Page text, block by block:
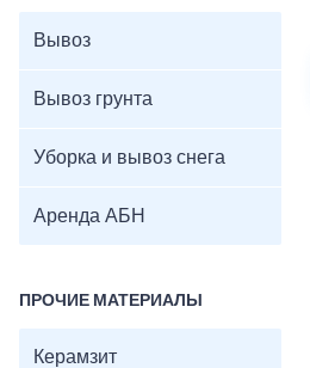
Вывоз
Вывоз грунта
Уборка и вывоз снега
Аренда АБН
ПРОЧИЕ МАТЕРИАЛЫ
Керамзит